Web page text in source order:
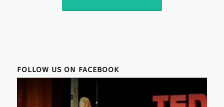
FOLLOW US ON FACEBOOK